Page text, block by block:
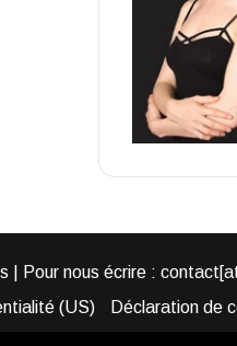
Pour nous écrire :
(US)
Déclaration de